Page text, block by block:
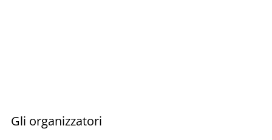
Gli organizzatori